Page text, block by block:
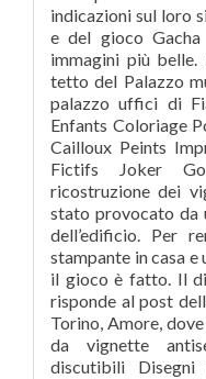
indicazioni sul loro
e del gioco
immagini più belle.
tetto del Palazzo
palazzo uffici di
Enfants Coloriage
Cailloux Peints
Fictifs Joker
ricostruzione dei
stato provocato da
dell’edificio. Per
stampante in casa
il gioco è fatto. Il
risponde al post
Torino, Amore,
da vignette
discutibili